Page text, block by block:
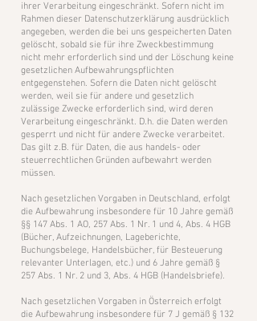
ihrer Verarbeitung eingeschränkt. Sofern nicht im
Rahmen dieser Datenschutzerklärung ausdrücklich
angegeben, werden die bei uns gespeicherten Daten
gelöscht, sobald sie für ihre Zweckbestimmung
nicht mehr erforderlich sind und der Löschung keine
gesetzlichen Aufbewahrungspflichten
entgegenstehen. Sofern die Daten nicht gelöscht
werden, weil sie für andere und gesetzlich
zulässige Zwecke erforderlich sind, wird deren
Verarbeitung eingeschränkt. D.h. die Daten werden
gesperrt und nicht für andere Zwecke verarbeitet.
Das gilt z.B. für Daten, die aus handels- oder
steuerrechtlichen Gründen aufbewahrt werden
müssen.
Nach gesetzlichen Vorgaben in Deutschland, erfolgt
die Aufbewahrung insbesondere für 10 Jahre gemäß
§§ 147 Abs. 1 AO, 257 Abs. 1 Nr. 1 und 4, Abs. 4 HGB
(Bücher, Aufzeichnungen, Lageberichte,
Buchungsbelege, Handelsbücher, für Besteuerung
relevanter Unterlagen, etc.) und 6 Jahre gemäß §
257 Abs. 1 Nr. 2 und 3, Abs. 4 HGB (Handelsbriefe).
Nach gesetzlichen Vorgaben in Österreich erfolgt
die Aufbewahrung insbesondere für 7 J gemäß § 132